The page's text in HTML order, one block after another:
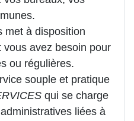
met à disposition
vous avez besoin pour
ou régulières.
souple et pratique
qui se charge
liées à